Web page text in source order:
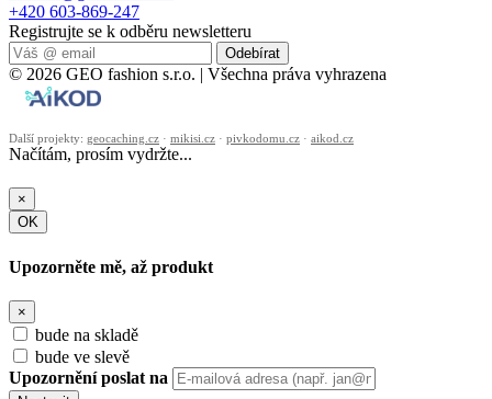
+420 603-869-247
Registrujte se k odběru newsletteru
Odebírat
© 2026 GEO fashion s.r.o. | Všechna práva vyhrazena
Další projekty: geocaching.cz · mikisi.cz · pivkodomu.cz · aikod.cz
Načítám, prosím vydržte...
×
OK
Upozorněte mě, až produkt
×
bude na skladě
bude ve slevě
Upozornění poslat na